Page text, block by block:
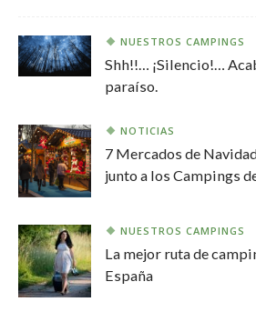
NUESTROS CAMPINGS
Shh!!… ¡Silencio!…
paraíso.
NOTICIAS
7 Mercados de
junto a los Campings
NUESTROS CAMPINGS
La mejor ruta de
España